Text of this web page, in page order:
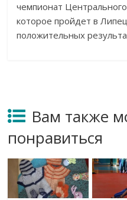
чемпионат
которое пройдет в
положительных
Вам также
понравиться